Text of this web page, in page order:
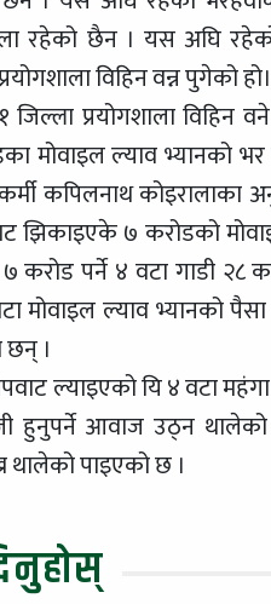
रहेको छैन । यस अघि
विहिन वन्न पुगेको हो।
जिल्ला प्रयोगशाला विहिन
मोवाइल ल्याव भ्यानको
कपिलनाथ कोइरालाका
झिकाइएके ७ करोडको
पर्ने ४ वटा गाडी २८
मोवाइल ल्याव भ्यानको
।
ल्याइएको यि ४ वटा
हुनुपर्ने आवाज उठ्न
थालेको पाइएको छ ।